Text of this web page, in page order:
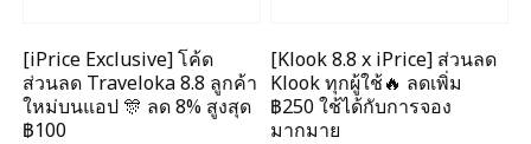
[iPrice Exclusive] โค้ด
ส่วนลด Traveloka 8.8 ลูกค้า
ใหม่บนแอป 🎊 ลด 8% สูงสุด​
฿100
[Klook 8.8 x iPrice] ส่วนลด
Klook ทุกผู้ใช้🔥 ลดเพิ่ม
฿250 ใช้ได้กับการจอง
มากมาย